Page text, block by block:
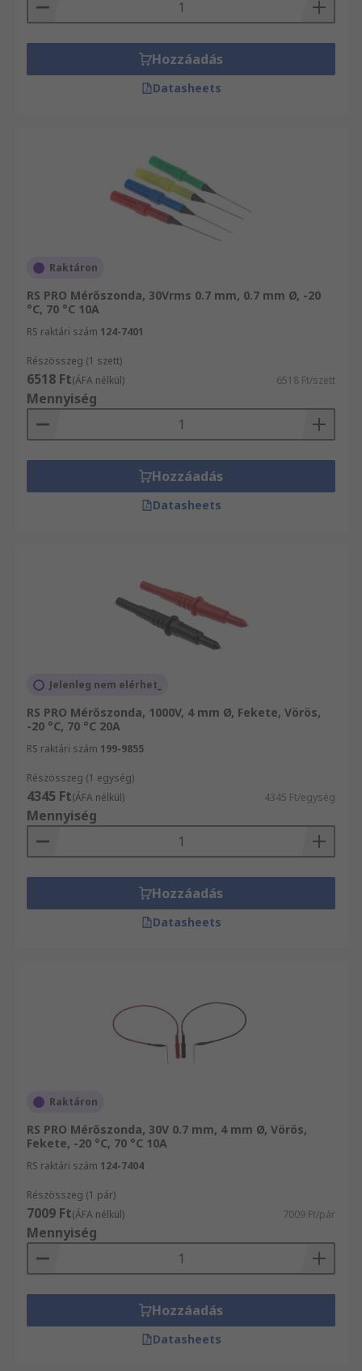
Hozzáadás
Datasheets
Raktáron
RS PRO Mérőszonda, 30Vrms 0.7 mm, 0.7 mm Ø, -20
°C, 70 °C 10A
RS raktári szám 124-7401
Részösszeg (1 szett)
6518 Ft(ÁFA nélkül) 6518 Ft/szett
Mennyiség
Hozzáadás
Datasheets
Jelenleg nem elérhet_
RS PRO Mérőszonda, 1000V, 4 mm Ø, Fekete, Vörös,
-20 °C, 70 °C 20A
RS raktári szám 199-9855
Részösszeg (1 egység)
4345 Ft(ÁFA nélkül) 4345 Ft/egység
Mennyiség
Hozzáadás
Datasheets
Raktáron
RS PRO Mérőszonda, 30V 0.7 mm, 4 mm Ø, Vörös,
Fekete, -20 °C, 70 °C 10A
RS raktári szám 124-7404
Részösszeg (1 pár)
7009 Ft(ÁFA nélkül) 7009 Ft/pár
Mennyiség
Hozzáadás
Datasheets